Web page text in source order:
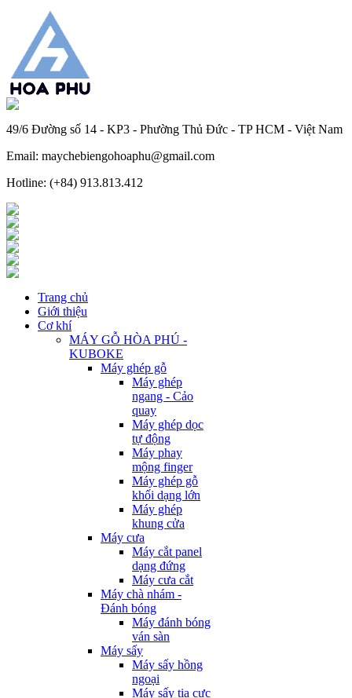
49/6 Đường số 14 - KP3 - Phường Thủ Đức - TP HCM - Việt Nam
Email: maychebiengohoaphu@gmail.com
Hotline: (+84) 913.813.412
Trang chủ
Giới thiệu
Cơ khí
MÁY GỖ HÒA PHÚ -
KUBOKE
Máy ghép gỗ
Máy ghép
ngang - Cảo
quay
Máy ghép dọc
tự động
Máy phay
mộng finger
Máy ghép gỗ
khối dạng lớn
Máy ghép
khung cửa
Máy cưa
Máy cắt panel
dạng đứng
Máy cưa cắt
Máy chà nhám -
Đánh bóng
Máy đánh bóng
ván sàn
Máy sấy
Máy sấy hồng
ngoại
Máy sấy tia cực